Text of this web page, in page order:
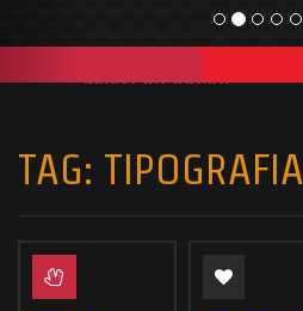
TAG: TIPOGRAFIA